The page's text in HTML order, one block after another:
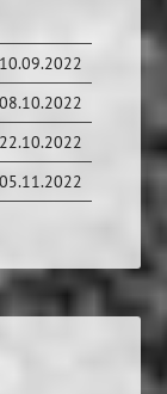
10.09.2022
08.10.2022
22.10.2022
05.11.2022